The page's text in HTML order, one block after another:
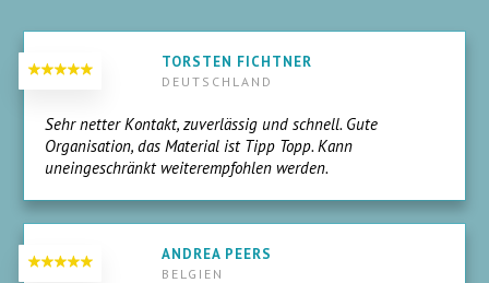
ANDREA PEERS
BELGIEN
TORSTEN FICHTNER
DEUTSCHLAND
Sehr netter Kontakt, zuverlässig und schnell. Gute
Organisation, das Material ist Tipp Topp. Kann
uneingeschränkt weiterempfohlen werden.